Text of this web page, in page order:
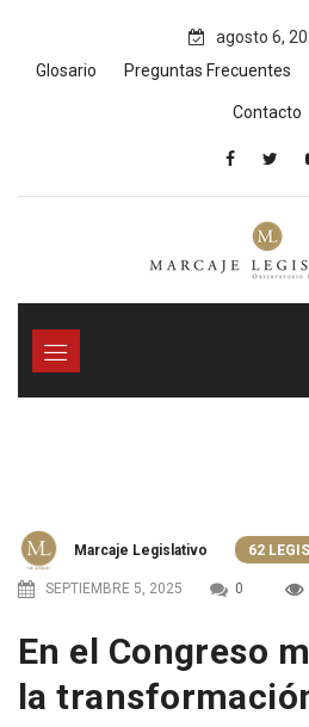
content
agosto 6,
Glosario
Preguntas Frecuentes
Contacto
Marcaje Legislativo 62
SEPTIEMBRE 5, 2025 0
En el Congreso
la